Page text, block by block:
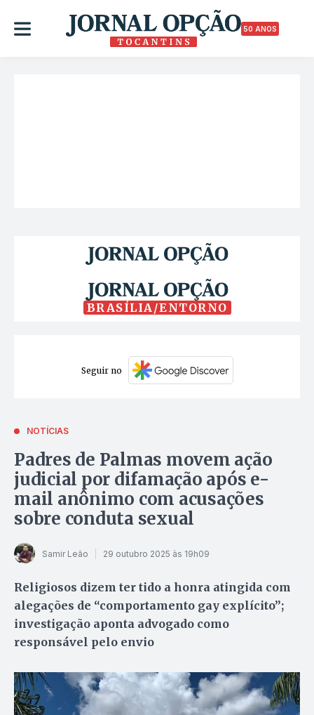
50 ANOS
BRASÍLIA/ENTORNO
Seguir no
NOTÍCIAS
Padres de Palmas movem ação
judicial por difamação após e-
mail anônimo com acusações
sobre conduta sexual
Samir Leão 29 outubro 2025 às 19h09
Religiosos dizem ter tido a honra atingida com
alegações de “comportamento gay explícito”;
investigação aponta advogado como
responsável pelo envio